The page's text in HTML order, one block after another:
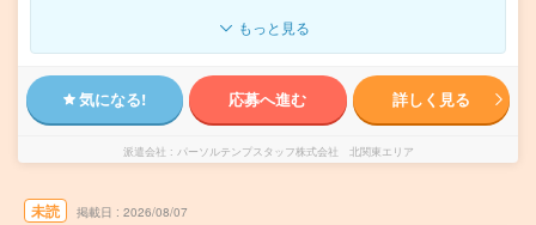
もっと見る
気になる! 応募へ進む 詳しく見る
派遣会社 パーソルテンプスタッフ株式会社 北関東エリア
未読 掲載日 2026/08/07